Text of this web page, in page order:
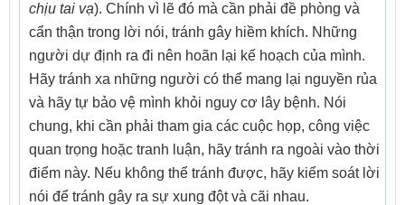
chịu tai vạ). Chính vì lẽ đó mà cần phải đề phòng và
cẩn thận trong lời nói, tránh gây hiềm khích. Những
người dự định ra đi nên hoãn lại kế hoạch của mình.
Hãy tránh xa những người có thể mang lại nguyền rủa
và hãy tự bảo vệ mình khỏi nguy cơ lây bệnh. Nói
chung, khi cần phải tham gia các cuộc họp, công việc
quan trọng hoặc tranh luận, hãy tránh ra ngoài vào thời
điểm này. Nếu không thể tránh được, hãy kiểm soát lời
nói để tránh gây ra sự xung đột và cãi nhau.